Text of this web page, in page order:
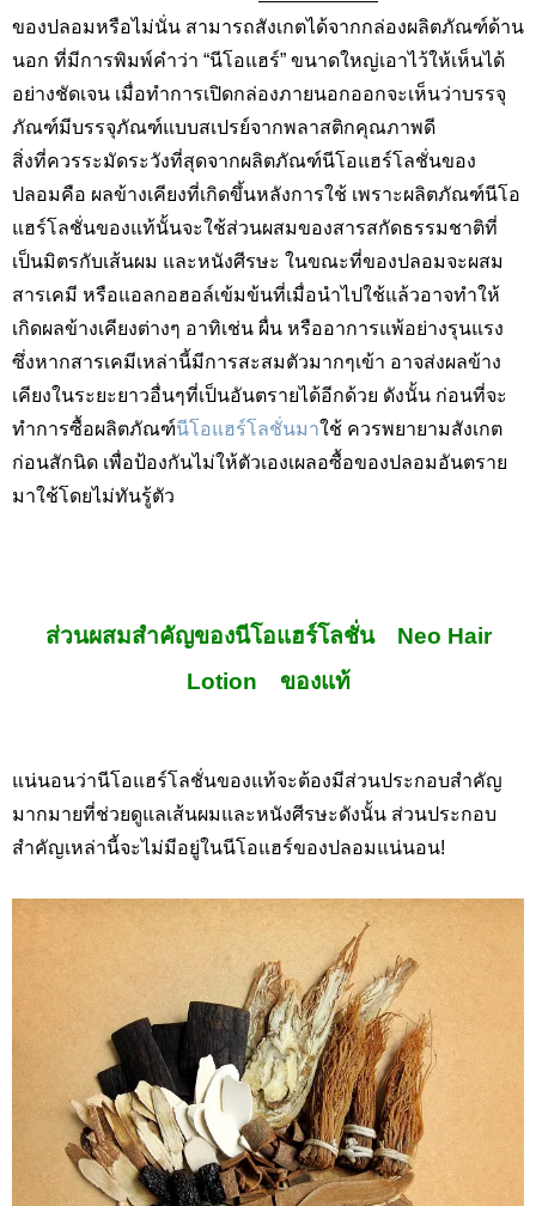
ของปลอมหรือไม่นั่น สามารถสังเกตได้จากกล่องผลิตภัณฑ์ด้าน
นอก ที่มีการพิมพ์คำว่า “นีโอแฮร์” ขนาดใหญ่เอาไว้ให้เห็นได้
อย่างชัดเจน เมื่อทำการเปิดกล่องภายนอกออกจะเห็นว่าบรรจุ
ภัณฑ์มีบรรจุภัณฑ์แบบสเปรย์จากพลาสติกคุณภาพดี
สิ่งที่ควรระมัดระวังที่สุดจากผลิตภัณฑ์นีโอแฮร์โลชั่นของ
ปลอมคือ ผลข้างเคียงที่เกิดขึ้นหลังการใช้ เพราะผลิตภัณฑ์นีโอ
แฮร์โลชั่นของแท้นั้นจะใช้ส่วนผสมของสารสกัดธรรมชาติที่
เป็นมิตรกับเส้นผม และหนังศีรษะ ในขณะที่ของปลอมจะผสม
สารเคมี หรือแอลกอฮอล์เข้มข้นที่เมื่อนำไปใช้แล้วอาจทำให้
เกิดผลข้างเคียงต่างๆ อาทิเช่น ผื่น หรืออาการแพ้อย่างรุนแรง
ซึ่งหากสารเคมีเหล่านี้มีการสะสมตัวมากๆเข้า อาจส่งผลข้าง
เคียงในระยะยาวอื่นๆที่เป็นอันตรายได้อีกด้วย ดังนั้น ก่อนที่จะ
ทำการซื้อผลิตภัณฑ์นีโอแฮร์โลชั่นมาใช้ ควรพยายามสังเกต
ก่อนสักนิด เพื่อป้องกันไม่ให้ตัวเองเผลอซื้อของปลอมอันตราย
มาใช้โดยไม่ทันรู้ตัว
ส่วนผสมสำคัญของนีโอแฮร์โลชั่น Neo Hair
Lotion ของแท้
แน่นอนว่านีโอแฮร์โลชั่นของแท้จะต้องมีส่วนประกอบสำคัญ
มากมายที่ช่วยดูแลเส้นผมและหนังศีรษะดังนั้น ส่วนประกอบ
สำคัญเหล่านี้จะไม่มีอยู่ในนีโอแฮร์ของปลอมแน่นอน!